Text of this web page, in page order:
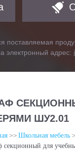
поставляемая
электронный адрес:
ШУ2.01
Школьная мебель
для